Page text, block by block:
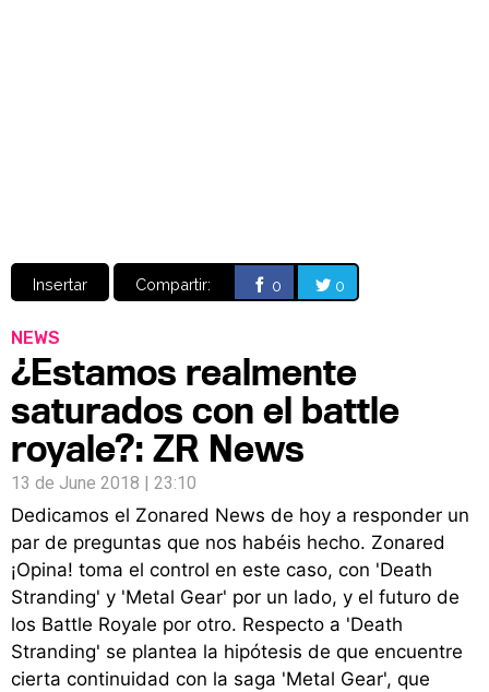
Insertar Compartir: 0 0
NEWS
¿Estamos realmente
saturados con el battle
royale?: ZR News
13 de June 2018 | 23:10
Dedicamos el Zonared News de hoy a responder un
par de preguntas que nos habéis hecho. Zonared
¡Opina! toma el control en este caso, con 'Death
Stranding' y 'Metal Gear' por un lado, y el futuro de
los Battle Royale por otro. Respecto a 'Death
Stranding' se plantea la hipótesis de que encuentre
cierta continuidad con la saga 'Metal Gear', que